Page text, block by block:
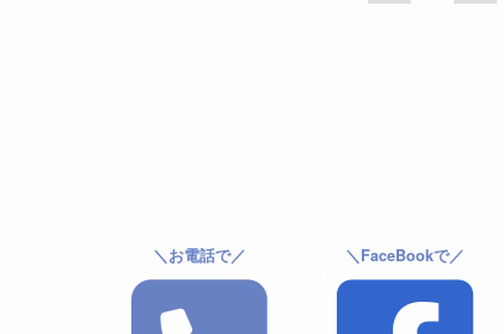
＼お電話で／ ＼FaceBookで／